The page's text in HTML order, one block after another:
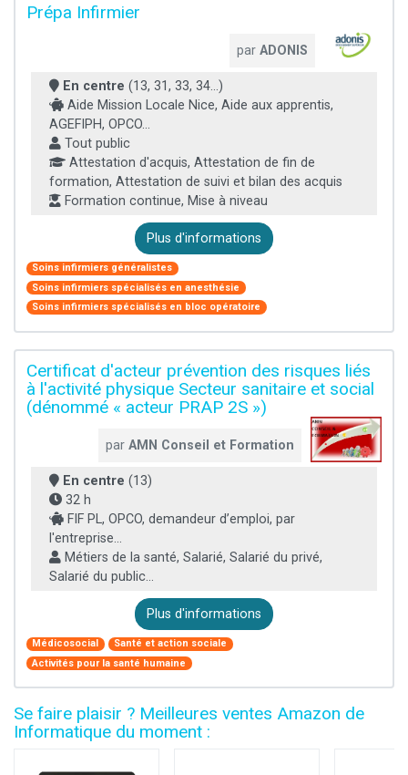
Prépa Infirmier
par ADONIS
En centre (13, 31, 33, 34...)
Aide Mission Locale Nice, Aide aux apprentis,
AGEFIPH, OPCO...
Tout public
Attestation d'acquis, Attestation de fin de
formation, Attestation de suivi et bilan des acquis
Formation continue, Mise à niveau
Plus d'informations
Soins infirmiers généralistes
Soins infirmiers spécialisés en anesthésie
Soins infirmiers spécialisés en bloc opératoire
Certificat d'acteur prévention des risques liés
à l'activité physique Secteur sanitaire et social
(dénommé « acteur PRAP 2S »)
parAMN Conseil et Formation
En centre (13)
32 h
FIF PL, OPCO, demandeur d’emploi, par
l'entreprise...
Métiers de la santé, Salarié, Salarié du privé,
Salarié du public...
Plus d'informations
Médicosocial
Santé et action sociale
Activités pour la santé humaine
Se faire plaisir ? Meilleures ventes Amazon de
Informatique du moment :